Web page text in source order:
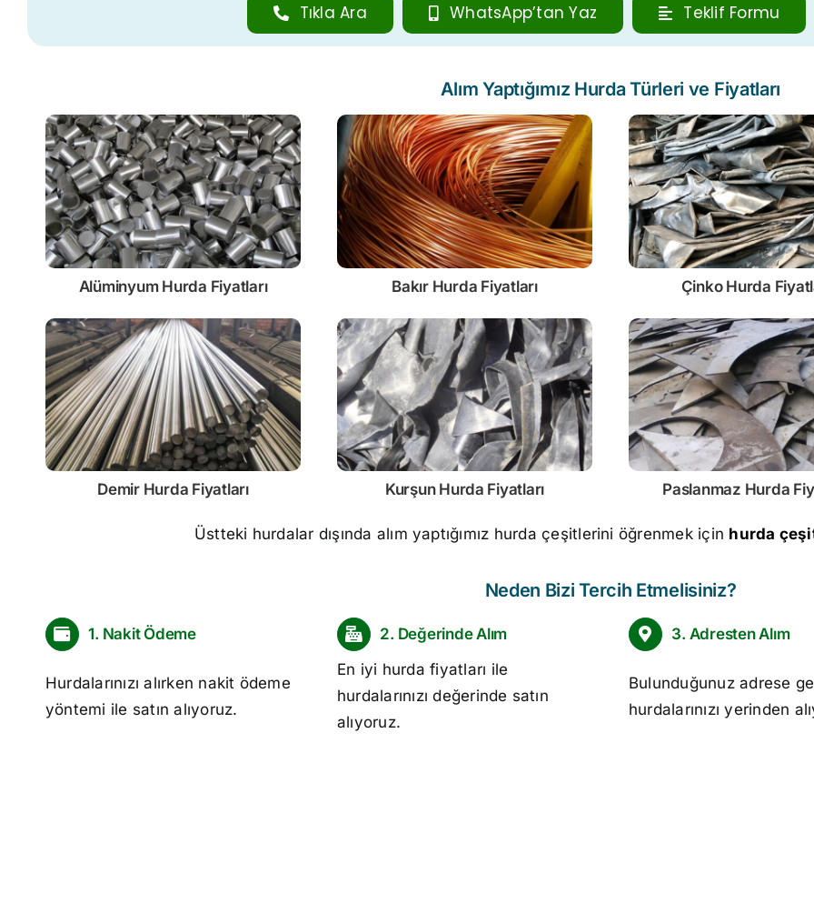
Tıkla Ara WhatsApp’tan Yaz Teklif Formu
Alım Yaptığımız Hurda Türleri ve Fiyatları
Alüminyum Hurda Fiyatları Bakır Hurda Fiyatları Çinko Hurda
Demir Hurda Fiyatları Kurşun Hurda Fiyatları Paslanmaz Hurda
Üstteki hurdalar dışında alım yaptığımız hurda çeşitlerini öğrenmek için hurda
Neden Bizi Tercih Etmelisiniz?
1. Nakit Ödeme
Hurdalarınızı alırken nakit ödeme
yöntemi ile satın alıyoruz.
2. Değerinde Alım
En iyi hurda fiyatları ile
hurdalarınızı değerinde satın
alıyoruz.
3. Adresten Alım
Bulunduğunuz adrese
hurdalarınızı yerinden